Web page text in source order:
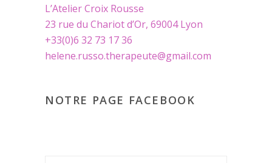
L’Atelier Croix Rousse
23 rue du Chariot d’Or, 69004 Lyon
+33(0)6 32 73 17 36
helene.russo.therapeute@gmail.com
NOTRE PAGE FACEBOOK